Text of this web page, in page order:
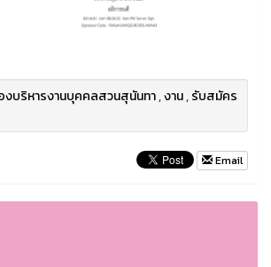
งบริหารงานบุคคลสวนสุนันทา,งาน,รับสมัคร
Email